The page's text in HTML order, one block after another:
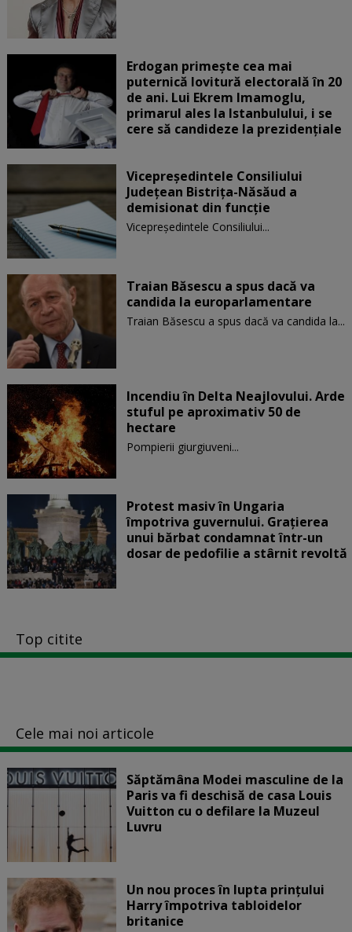
Erdogan primește cea mai
puternică lovitură electorală în 20
de ani. Lui Ekrem Imamoglu,
primarul ales la Istanbulului, i se
cere să candideze la prezidențiale
Vicepreşedintele Consiliului
Judeţean Bistriţa-Năsăud a
demisionat din funcție
Vicepreşedintele Consiliului...
Traian Băsescu a spus dacă va
candida la europarlamentare
Traian Băsescu a spus dacă va candida la...
Incendiu în Delta Neajlovului. Arde
stuful pe aproximativ 50 de
hectare
Pompierii giurgiuveni...
Protest masiv în Ungaria
împotriva guvernului. Graţierea
unui bărbat condamnat într-un
dosar de pedofilie a stârnit revoltă
Top citite
Cele mai noi articole
Săptămâna Modei masculine de la
Paris va fi deschisă de casa Louis
Vuitton cu o defilare la Muzeul
Luvru
Un nou proces în lupta prinţului
Harry împotriva tabloidelor
britanice